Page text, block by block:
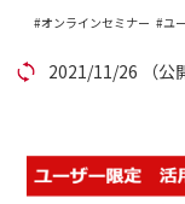
セミナー
オンラインセミナー ユ
2021/11/26 （